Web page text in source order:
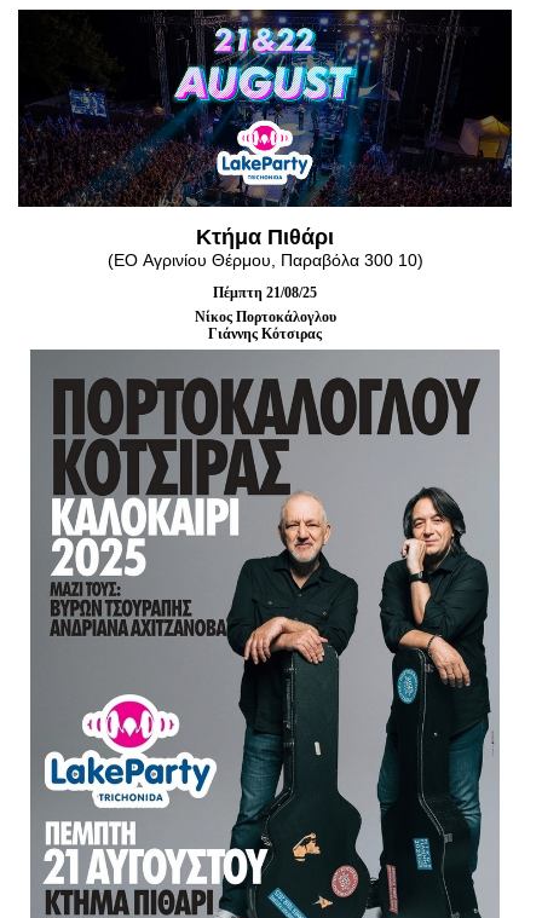
Προσωπικά Δεδομένα
Πληροφορίες
Είσοδος διαχειριστή
Κτήμα Πιθάρι
(EO Αγρινίου Θέρμου, Παραβόλα 300 10)
Πέμπτη 21/08/25
Νίκος Πορτοκάλογλου
Γιάννης Κότσιρας